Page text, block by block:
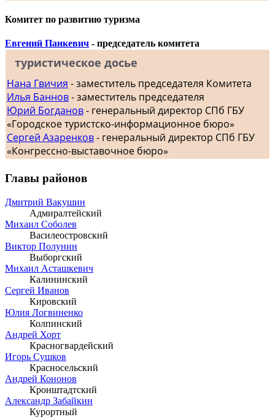
Комитет по развитию туризма
Евгений Панкевич - председатель комитета
туристическое досье
Нана Гвичия - заместитель председателя Комитета
Илья Баннов- заместитель председателя
Юрий Богданов- генеральный директор СПб ГБУ
«Городское туристско-информационное бюро»
Сергей Азаренков- генеральный директор СПб ГБУ
«Конгрессно-выставочное бюро»
Главы районов
Дмитрий Вакушин
Адмиралтейский
Михаил Соболев
Василеостровский
Виктор Полунин
Выборгский
Михаил Асташкевич
Калининский
Сергей Иванов
Кировский
Юлия Логвиненко
Колпинский
Андрей Хорт
Красногвардейский
Игорь Сушков
Красносельский
Андрей Кононов
Кронштадтский
Александр Забайкин
Курортный